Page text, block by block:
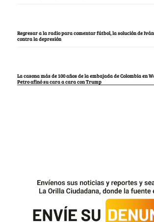
Regresar a la radio para comentar fútbol, la solución de
contra la depresión
La casona más de 100 años de la embajada de Colombia en
Petro afinó su cara a cara con Trump